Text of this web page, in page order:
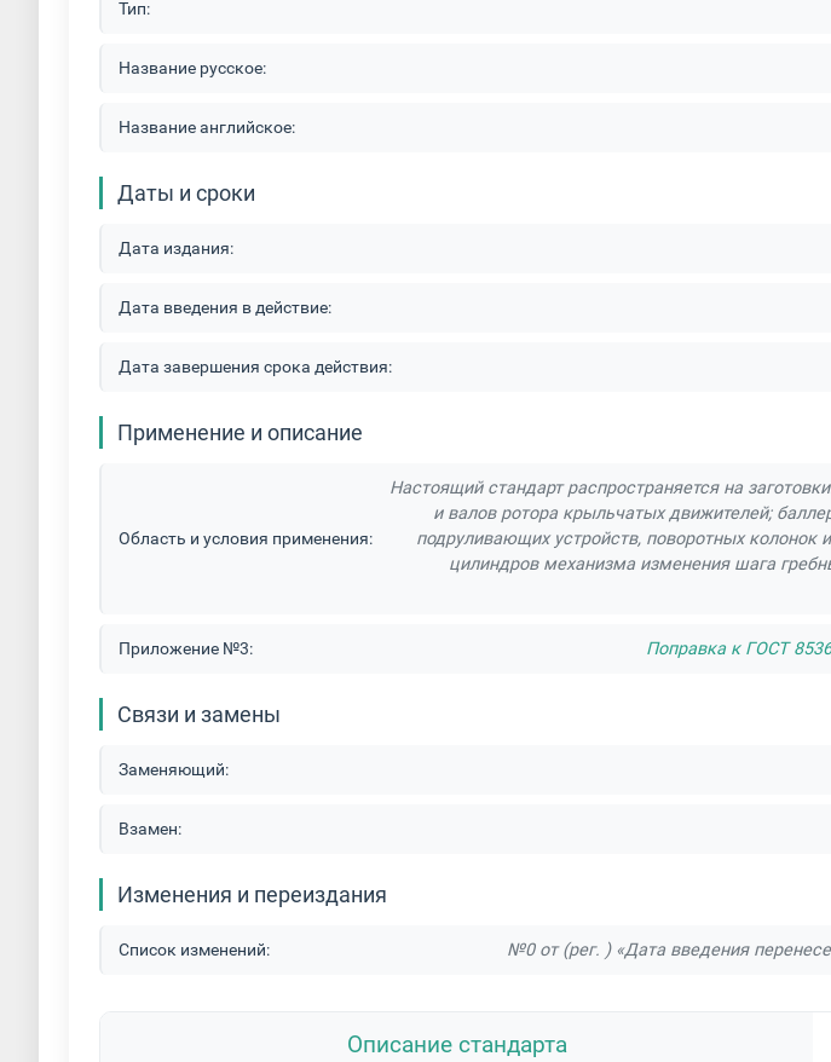
Тип:
Название русское:
Название английское:
Даты и сроки
Дата издания:
Дата введения в действие:
Дата завершения срока действия:
Применение и описание
Область и условия применения:
Настоящий стандарт распространяется на
и валов ротора крыльчатых движителей;
подруливающих устройств, поворотных колонок
цилиндров механизма изменения шага
Приложение №3: Поправка к ГОСТ
Связи и замены
Заменяющий:
Взамен:
Изменения и переиздания
Список изменений: №0 от (рег. ) «Дата введения
Описание стандарта